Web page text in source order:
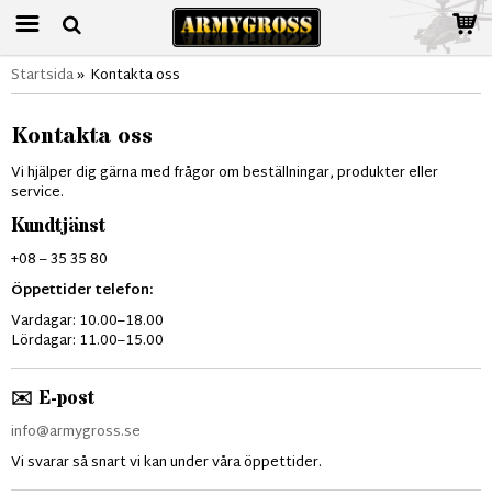
Startsida» Kontakta oss
Kontakta oss
Vi hjälper dig gärna med frågor om beställningar, produkter eller
service.
Kundtjänst
+08 – 35 35 80
Öppettider telefon:
Vardagar: 10.00–18.00
Lördagar: 11.00–15.00
✉️ E-post
info@armygross.se
Vi svarar så snart vi kan under våra öppettider.